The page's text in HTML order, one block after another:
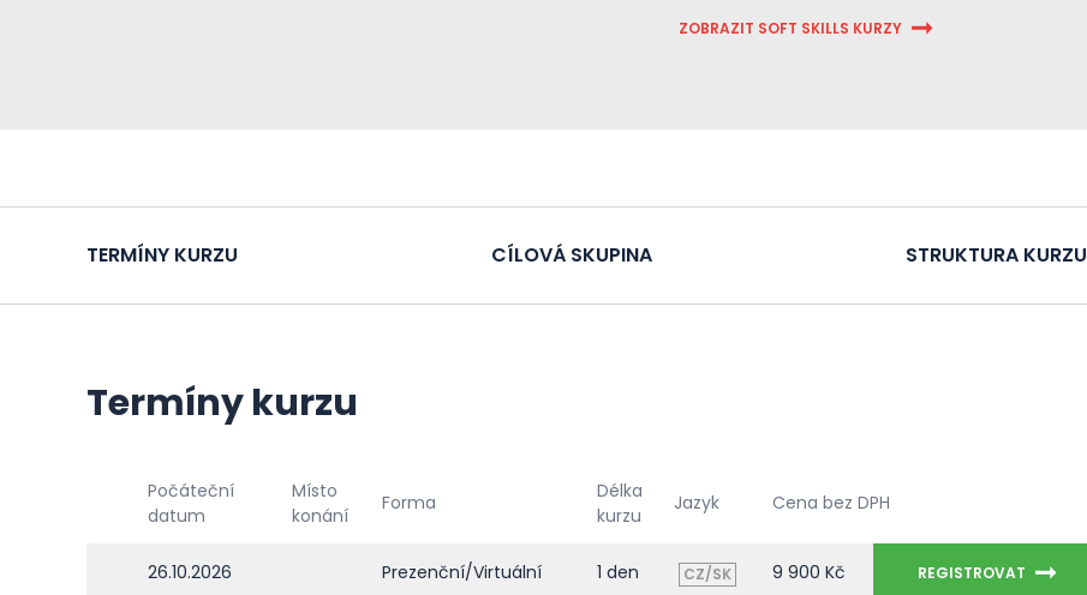
ZOBRAZIT SOFT SKILLS KURZY
TERMÍNY KURZU CÍLOVÁ SKUPINA STRUKTURA KURZU
Termíny kurzu
Počáteční
datum
Místo
konání
Forma
Délka
kurzu
Jazyk Cena bez DPH
26.10.2026 Prezenční/Virtuální 1 den CZ/SK 9 900 Kč REGISTROVAT